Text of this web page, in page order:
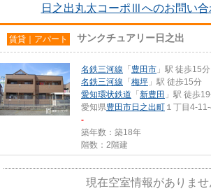
日之出丸太コーポⅢへのお問い合
賃貸｜アパート サンクチュアリー日之出
名鉄三河線 「 豊田市 」駅 徒歩15分
名鉄三河線 「 梅坪 」駅 徒歩15分
愛知環状鉄道 「 新豊田 」駅 徒歩
愛知県豊田市日之出町 １丁目4-
-
築年数：築18年
階数：2階建
現在空室情報がありませ